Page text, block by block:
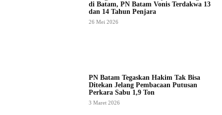
di Batam, PN Batam Vonis Terdakwa 13
dan 14 Tahun Penjara
26 Mei 2026
PN Batam Tegaskan Hakim Tak Bisa
Ditekan Jelang Pembacaan Putusan
Perkara Sabu 1,9 Ton
3 Maret 2026